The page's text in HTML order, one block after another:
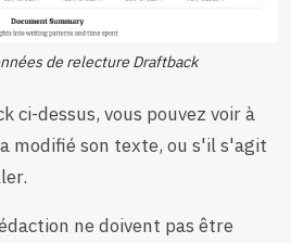
de relecture Draftback
ci-dessus, vous pouvez voir à
modifié son texte, ou s'il s'agit
ne doivent pas être